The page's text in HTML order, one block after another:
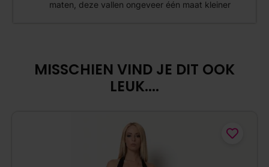
maten, deze vallen ongeveer één maat kleiner
MISSCHIEN VIND JE DIT OOK
LEUK....